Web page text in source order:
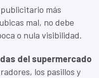
más
mal, no debe
o nula visibilidad.
del supermercado
los pasillos y